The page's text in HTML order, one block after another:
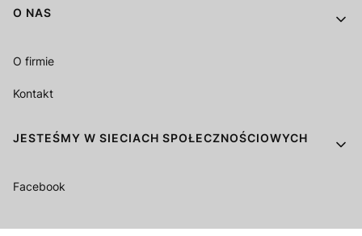
O NAS
O firmie
Kontakt
JESTEŚMY W SIECIACH SPOŁECZNOŚCIOWYCH
Facebook